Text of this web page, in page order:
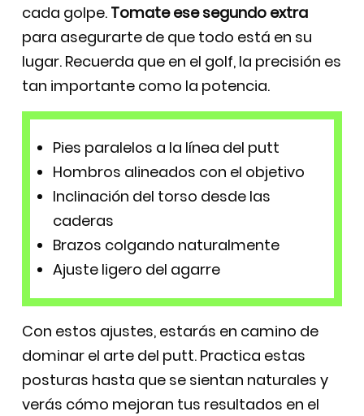
cada golpe. Tomate ese segundo extra
para asegurarte de que todo está en su
lugar. Recuerda que en el golf, la precisión es
tan importante como la potencia.
Pies paralelos a la línea del putt
Hombros alineados con el objetivo
Inclinación del torso desde las
caderas
Brazos colgando naturalmente
Ajuste ligero del agarre
Con estos ajustes, estarás en camino de
dominar el arte del putt. Practica estas
posturas hasta que se sientan naturales y
verás cómo mejoran tus resultados en el